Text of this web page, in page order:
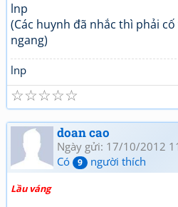
lnp
(Các huynh đã nhắc thì phải
ngang)
lnp
☆
☆
☆
☆
☆
doan cao
Ngày gửi: 17/10/2012
Có
9 người thích
Lầu váng